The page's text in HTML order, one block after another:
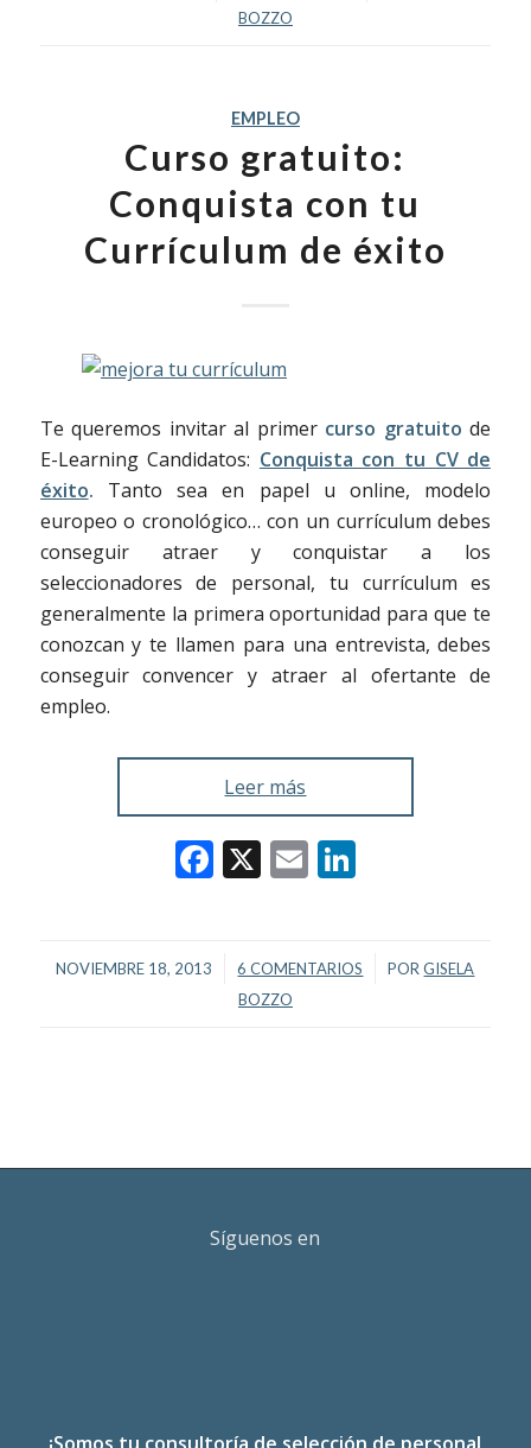
BOZZO
EMPLEO
Curso gratuito:
Conquista con tu
Currículum de éxito
Te queremos invitar al primer curso gratuito de
E-Learning Candidatos: Conquista con tu CV de
éxito. Tanto sea en papel u online, modelo
europeo o cronológico… con un currículum debes
conseguir atraer y conquistar a los
seleccionadores de personal, tu currículum es
generalmente la primera oportunidad para que te
conozcan y te llamen para una entrevista, debes
conseguir convencer y atraer al ofertante de
empleo.
Leer más
Facebook
X EmailLinkedIn
NOVIEMBRE 18, 2013
/ 6 COMENTARIOS
/ PORGISELA
BOZZO
Síguenos en